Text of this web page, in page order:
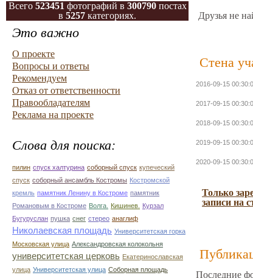
Всего 523451 фотографий в 300790постах
в 5257 категориях.
Это важно
О проекте
Вопросы и ответы
Рекомендуем
Отказ от ответственности
Правообладателям
Реклама на проекте
Слова для поиска:
пилин спуск халтурина соборный спуск купеческий
спуск соборный ансамбль Костромы Костромской
кремль памятник Ленину в Костроме памятник
Романовым в Костроме Волга. Кишинев.
Курзал
Бугуруслан пушка снег стерео анаглиф
Николаевская площадь Университетская горка
Московская улица Александровская колокольня
университетская церковь Екатеринославская
улица Университетская улица Соборная площадь
Друзья не
Стена
2016-09-15
2017-09-15
2018-09-15
2019-09-15
2020-09-15
Только
записи на
Последние